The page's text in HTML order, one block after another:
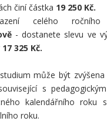
činí částka 19 250 Kč.
celého
- dostanete slevu ve
17 325 Kč.
může být
s
kalendářního roku
roku.